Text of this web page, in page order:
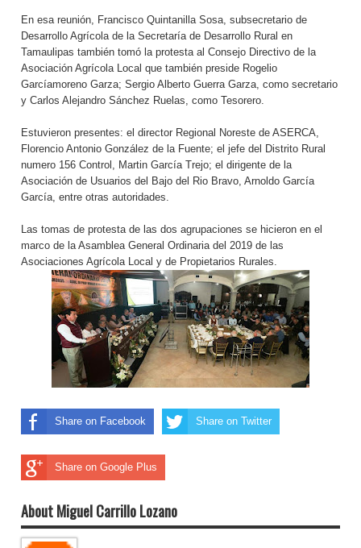
En esa reunión, Francisco Quintanilla Sosa, subsecretario de
Desarrollo Agrícola de la Secretaría de Desarrollo Rural en
Tamaulipas también tomó la protesta al Consejo Directivo de la
Asociación Agrícola Local que también preside Rogelio
Garcíamoreno Garza; Sergio Alberto Guerra Garza, como secretario
y Carlos Alejandro Sánchez Ruelas, como Tesorero.
Estuvieron presentes: el director Regional Noreste de ASERCA,
Florencio Antonio González de la Fuente; el jefe del Distrito Rural
numero 156 Control, Martin García Trejo; el dirigente de la
Asociación de Usuarios del Bajo del Rio Bravo, Arnoldo García
García, entre otras autoridades.
Las tomas de protesta de las dos agrupaciones se hicieron en el
marco de la Asamblea General Ordinaria del 2019 de las
Asociaciones Agrícola Local y de Propietarios Rurales.
Share on Facebook Share on Twitter
Share on Google Plus
About Miguel Carrillo Lozano